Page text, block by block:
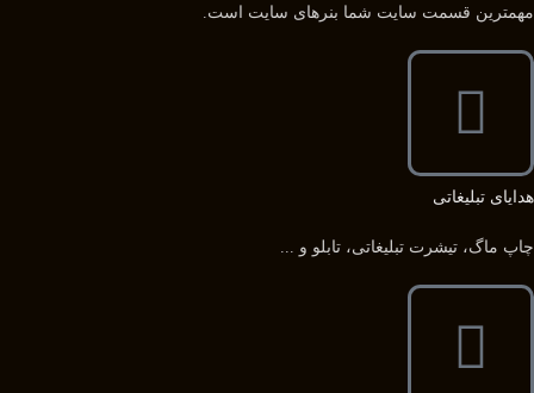
مهمترین قسمت سایت شما بنرهای سایت است.
هدایای تبلیغاتی
چاپ ماگ، تیشرت تبلیغاتی، تابلو و ...